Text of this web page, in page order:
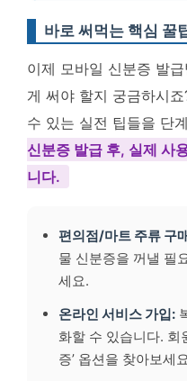
바로 써먹는 핵심 꿀
이제 모바일 신분증 발
게 써야 할지 궁금하시
수 있는 실전 팁들을 단
신분증 발급 후, 실제 사
니다.
편의점/마트 주류 구
물 신분증을 꺼낼 필
세요.
온라인 서비스 가입:
화할 수 있습니다. 회
증’ 옵션을 찾아보세